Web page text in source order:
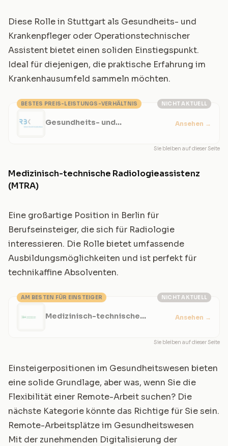
Diese Rolle in Stuttgart als Gesundheits- und
Krankenpfleger oder Operationstechnischer
Assistent bietet einen soliden Einstiegspunkt.
Ideal für diejenigen, die praktische Erfahrung im
Krankenhausumfeld sammeln möchten.
NICHT AKTUELL
BESTES PREIS-LEISTUNGS-VERHÄLTNIS
Gesundheits- und
Ansehen →
Sie bleiben auf dieser Seite
Medizinisch-technische Radiologieassistenz
(MTRA)
Eine großartige Position in Berlin für
Berufseinsteiger, die sich für Radiologie
interessieren. Die Rolle bietet umfassende
Ausbildungsmöglichkeiten und ist perfekt für
technikaffine Absolventen.
NICHT AKTUELL
AM BESTEN FÜR EINSTEIGER
Medizinisch-technische
Ansehen →
Sie bleiben auf dieser Seite
Einsteigerpositionen im Gesundheitswesen bieten
eine solide Grundlage, aber was, wenn Sie die
Flexibilität einer Remote-Arbeit suchen? Die
nächste Kategorie könnte das Richtige für Sie sein.
Remote-Arbeitsplätze im Gesundheitswesen
Mit der zunehmenden Digitalisierung der